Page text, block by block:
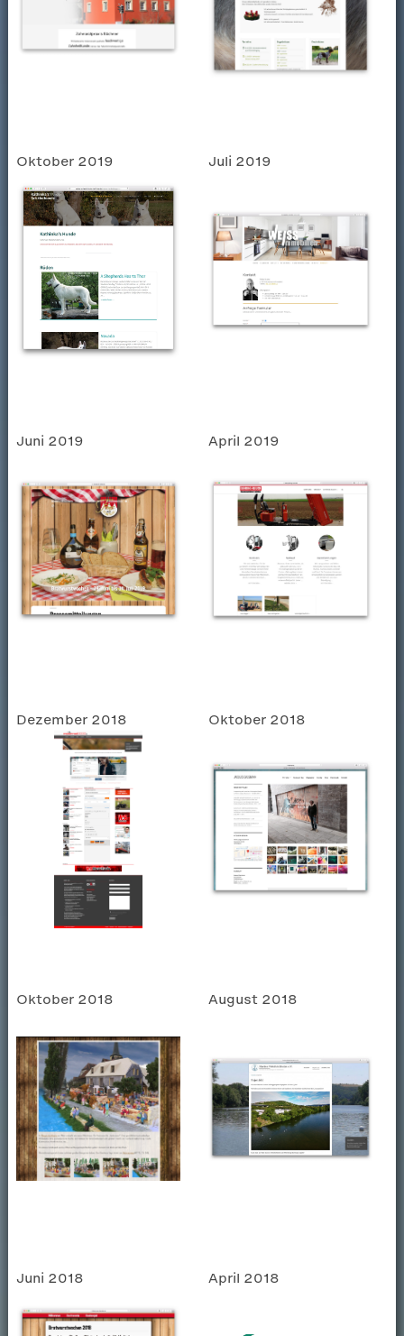
Oktober 2019 Juli 2019
Juni 2019 April 2019
Dezember 2018 Oktober 2018
Oktober 2018 August 2018
Juni 2018 April 2018